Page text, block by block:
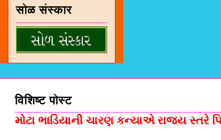
सोळ संस्कार
विशिष्ट पोस्ट
મોટા ભાડિયાની ચારણ કન્યાએ રાજ્ય સ્તરે